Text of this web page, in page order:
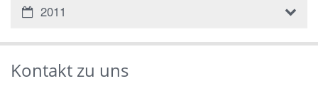
2011
Kontakt zu uns